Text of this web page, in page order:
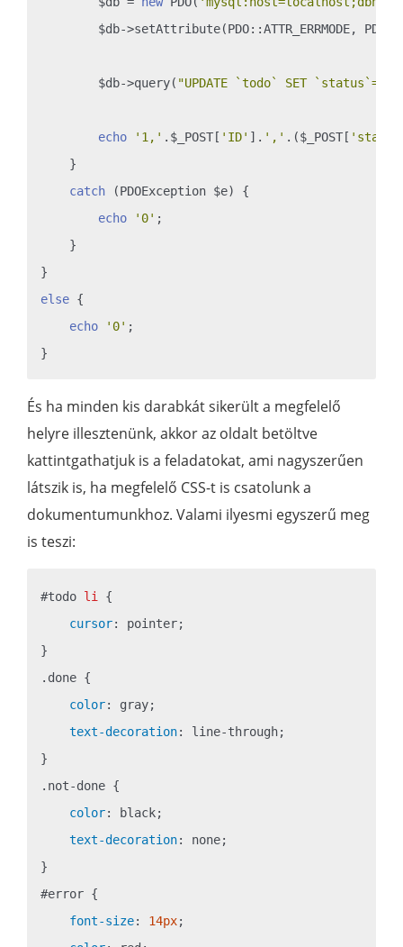
$db->setAttribute(PDO::ATTR_ERRMODE,
        $db->query(
"UPDATE `todo` SET `status`='"
echo '1,' .$_POST[ 'ID' ]. ',' .($_POST[
    }
catch (PDOException $e) {
echo
'0' ;
    }
else {
echo
'0' ;
És ha minden kis darabkát sikerült a megfelelő
helyre illesztenünk, akkor az oldalt betöltve
kattintgathatjuk is a feladatokat, ami nagyszerűen
látszik is, ha megfelelő CSS-t is csatolunk a
dokumentumunkhoz. Valami ilyesmi egyszerű meg
is teszi:
#todo li
{
cursor: pointer;
.done {
color: gray;
text-decoration: line-through;
.not-done {
color: black;
text-decoration: none;
#error {
font-size: 14px;